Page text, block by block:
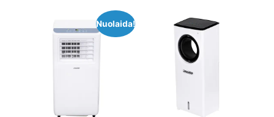
Nuolaida!